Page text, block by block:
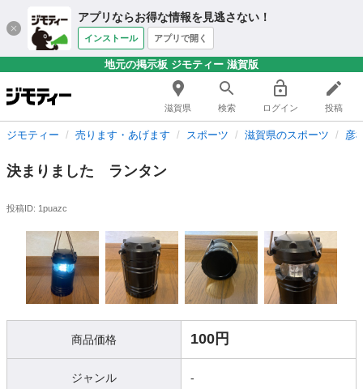
アプリならお得な情報を見逃さない！
インストール アプリで開く
地元の掲示板 ジモティー 滋賀版
滋賀県 検索 ログイン 投稿
ジモティー 売ります・あげます スポーツ 滋賀県のスポーツ 彦
決まりました ランタン
投稿ID: 1puazc
商品価格 100円
ジャンル -